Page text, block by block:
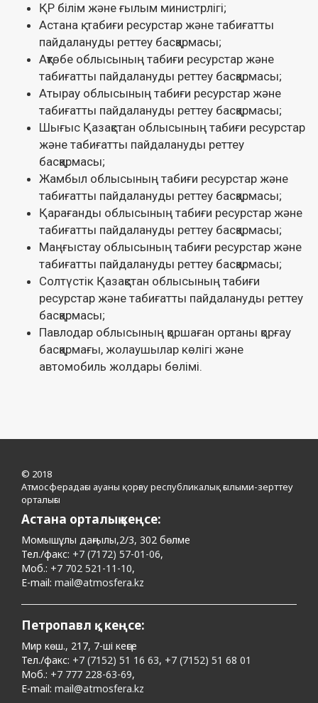
ҚР білім және ғылым министрлігі;
Астана қ. табиғи ресурстар және табиғатты
пайдалануды реттеу басқармасы;
Ақтөбе облысының табиғи ресурстар және
табиғатты пайдалануды реттеу басқармасы;
Атырау облысының табиғи ресурстар және
табиғатты пайдалануды реттеу басқармасы;
Шығыс Қазақстан облысының табиғи ресурстар
және табиғатты пайдалануды реттеу
басқармасы;
Жамбыл облысының табиғи ресурстар және
табиғатты пайдалануды реттеу басқармасы;
Қарағанды облысының табиғи ресурстар және
табиғатты пайдалануды реттеу басқармасы;
Маңғыстау облысының табиғи ресурстар және
табиғатты пайдалануды реттеу басқармасы;
Солтүстік Қазақстан облысының табиғи
ресурстар және табиғатты пайдалануды реттеу
басқармасы;
Павлодар облысының қоршаған ортаны қорғау
басқармағы, жолаушылар көлігі және
автомобиль жолдары бөлімі.
© 2018
Атмосферадағы ауаны қорғау республикалық ғылыми-зерттеу
орталығы
Астана орталық кеңсе:
Момышұлы даңғылы,2/3, 302 бөлме
Тел./факс: +7 (7172) 57-01-06,
Моб.: +7 702 521-11-10,
E-mail: mail@atmosfera.kz
Петропавл қ., кеңсе:
Мир көш., 217, 7-ші кеңсе
Тел./факс: +7 (7152) 51 16 63, +7 (7152) 51 68 01
Моб.: +7 777 228-63-69,
E-mail: mail@atmosfera.kz